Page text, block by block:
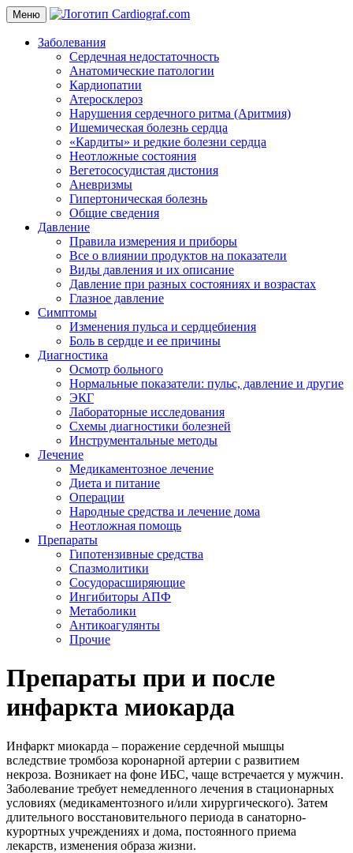
Меню
Заболевания
Сердечная недостаточность
Анатомические патологии
Кардиопатии
Атеросклероз
Нарушения сердечного ритма (Аритмия)
Ишемическая болезнь сердца
«Кардиты» и редкие болезни сердца
Неотложные состояния
Вегетососудистая дистония
Аневризмы
Гипертоническая болезнь
Общие сведения
Давление
Правила измерения и приборы
Все о влиянии продуктов на показатели
Виды давления и их описание
Давление при разных состояниях и возрастах
Глазное давление
Симптомы
Изменения пульса и сердцебиения
Боль в сердце и ее причины
Диагностика
Осмотр больного
Нормальные показатели: пульс, давление и другие
ЭКГ
Лабораторные исследования
Схемы диагностики болезней
Инструментальные методы
Лечение
Медикаментозное лечение
Диета и питание
Операции
Народные средства и лечение дома
Неотложная помощь
Препараты
Гипотензивные средства
Спазмолитики
Сосудорасширяющие
Ингибиторы АПФ
Метаболики
Антикоагулянты
Прочие
Препараты при и после
инфаркта миокарда
Инфаркт миокарда – поражение сердечной мышцы
вследствие тромбоза коронарной артерии с развитием
некроза. Возникает на фоне ИБС, чаще встречается у мужчин.
Заболевание требует немедленного лечения в стационарных
условиях (медикаментозного и/или хирургического). Затем
длительного восстановительного периода в санаторно-
курортных учреждениях и дома, постоянного приема
лекарств, изменения образа жизни.